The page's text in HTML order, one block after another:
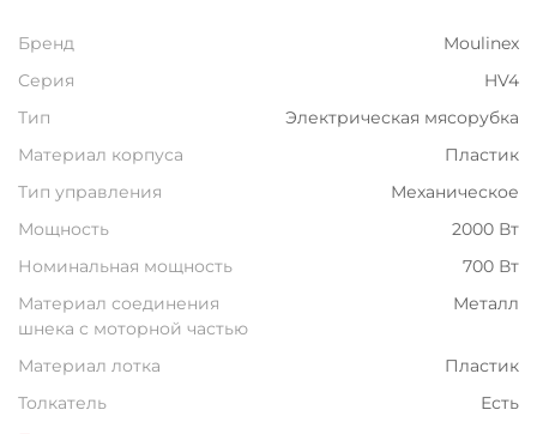
Бренд
Moulinex
Серия
HV4
Тип
Электрическая мясорубка
Материал корпуса
Пластик
Тип управления
Механическое
Мощность
2000 Вт
Номинальная мощность
700 Вт
Материал соединения
шнека с моторной частью
Металл
Материал лотка
Пластик
Толкатель
Есть
раз в 2 недели